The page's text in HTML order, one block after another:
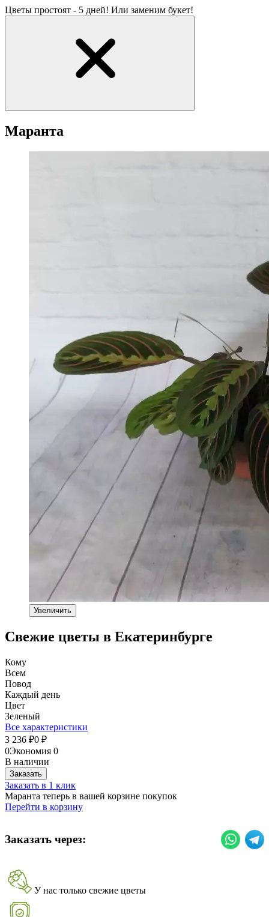
Цветы простоят - 5 дней! Или заменим букет!
Маранта
Увеличить
Свежие цветы в Екатеринбурге
Кому
Всем
Повод
Каждый день
Цвет
Зеленый
Все характеристики
3 236 ₽0 ₽
0Экономия 0
В наличии
Заказать
Заказать в 1 клик
Маранта теперь в вашей корзине покупок
Перейти в корзину
Заказать через:
У нас только свежие цветы